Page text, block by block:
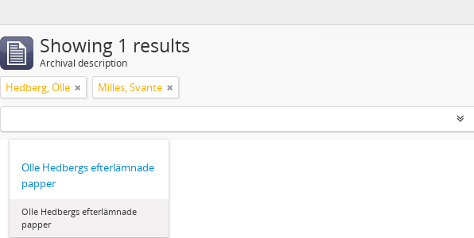
Showing 1 results
Archival description
Hedberg, Olle Milles, Svante
Olle Hedbergs efterlämnade
papper
Olle Hedbergs efterlämnade
papper